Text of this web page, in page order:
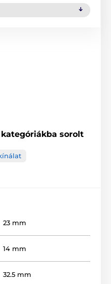
sorolt
23 mm
14 mm
32.5 mm